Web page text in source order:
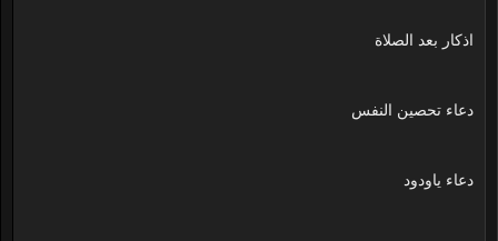
اذكار بعد الصلاة
دعاء تحصين النفس
دعاء ياودود